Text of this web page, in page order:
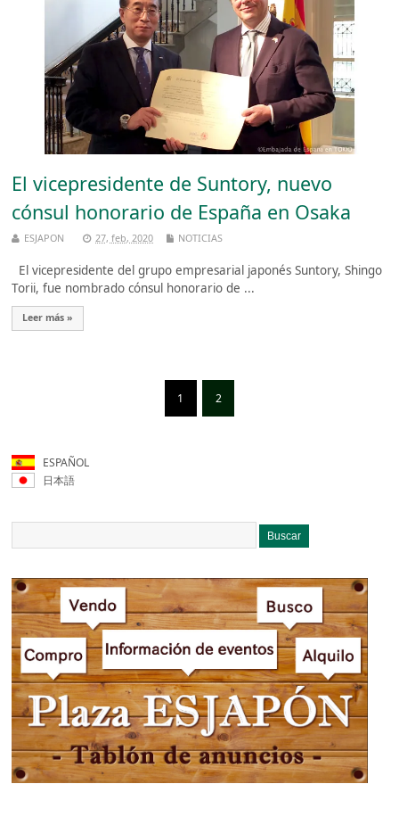
El vicepresidente de Suntory, nuevo
cónsul honorario de España en Osaka
ESJAPON 27, feb, 2020 NOTICIAS
El vicepresidente del grupo empresarial japonés Suntory, Shingo
Torii, fue nombrado cónsul honorario de ...
Leer más »
1 2
ESPAÑOL
日本語